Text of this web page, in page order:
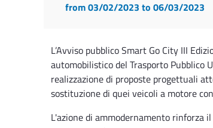
from 03/02/2023 to 06/03/2023
L’Avviso pubblico Smart Go City III
automobilistico del Trasporto Pubblico
realizzazione di proposte progettuali
sostituzione di quei veicoli a motore
L'azione di ammodernamento rinforza